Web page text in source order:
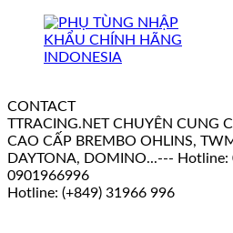
CONTACT
TTRACING.NET CHUYÊN CUNG
CAO CẤP BREMBO OHLINS,
DAYTONA, DOMINO...--- Hotline:
0901966996
Hotline: (+849) 31966 996